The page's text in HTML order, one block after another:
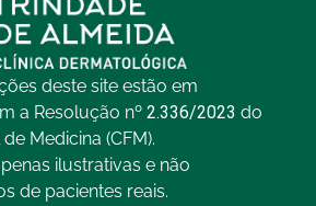
deste site estão em
a Resolução nº 2.336/2023 do
de Medicina (CFM).
ilustrativas e não
de pacientes reais.